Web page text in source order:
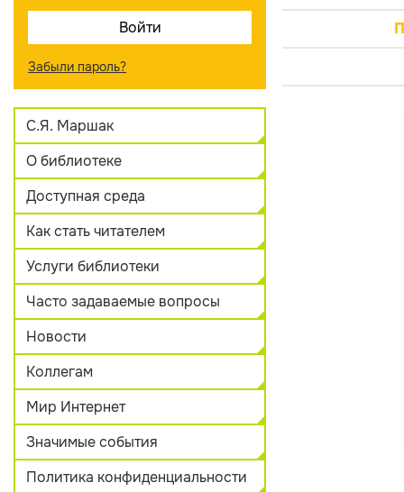
Забыли пароль?
С.Я. Маршак
О библиотеке
Доступная среда
Как стать читателем
Услуги библиотеки
Часто задаваемые вопросы
Новости
Коллегам
Мир Интернет
Значимые события
Политика конфиденциальности